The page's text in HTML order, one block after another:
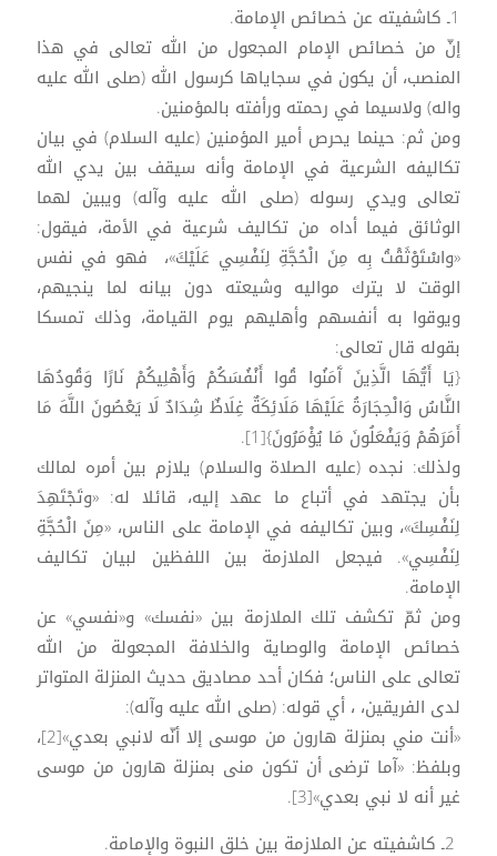
1ـ كاشفيته عن خصائص الإمامة.
إنّ من خصائص الإمام المجعول من الله تعالى في هذا
المنصب، أن يكون في سجاياها كرسول الله (صلى الله عليه
واله) ولاسيما في رحمته ورأفته بالمؤمنين.
ومن ثم: حينما يحرص أمير المؤمنين (عليه السلام) في بيان
تكاليفه الشرعية في الإمامة وأنه سيقف بين يدي الله
تعالى ويدي رسوله (صلى الله عليه وآله) ويبين لهما
الوثائق فيما أداه من تكاليف شرعية في الأمة، فيقول:
«واسْتَوْثَقْتُ بِه مِنَ الْحُجَّةِ لِنَفْسِي عَلَيْكَ»، فهو في نفس
الوقت لا يترك مواليه وشيعته دون بيانه لما ينجيهم،
ويوقوا به أنفسهم وأهليهم يوم القيامة، وذلك تمسكا
بقوله قال تعالى:
{يَا أَيُّهَا الَّذِينَ آَمَنُوا قُوا أَنْفُسَكُمْ وَأَهْلِيكُمْ نَارًا وَقُودُهَا
النَّاسُ وَالْحِجَارَةُ عَلَيْهَا مَلَائِكَةٌ غِلَاظٌ شِدَادٌ لَا يَعْصُونَ اللَّهَ مَا
أَمَرَهُمْ وَيَفْعَلُونَ مَا يُؤْمَرُونَ}[1].
ولذلك: نجده (عليه الصلاة والسلام) يلازم بين أمره لمالك
بأن يجتهد في أتباع ما عهد إليه، قائلا له: «وتَجْتَهِدَ
لِنَفْسِكَ»، وبين تكاليفه في الإمامة على الناس، «مِنَ الْحُجَّةِ
لِنَفْسِي». فيجعل الملازمة بين اللفظين لبيان تكاليف
الإمامة.
ومن ثمّ تكشف تلك الملازمة بين «نفسك» و«نفسي» عن
خصائص الإمامة والوصاية والخلافة المجعولة من الله
تعالى على الناس؛ فكان أحد مصاديق حديث المنزلة المتواتر
لدى الفريقين، ، أي قوله: (صلى الله عليه وآله):
«أنت مني بمنزلة هارون من موسى إلا أنّه لانبي بعدي»[2]،
وبلفظ: «آما ترضى أن تكون منى بمنزلة هارون من موسى
غير أنه لا نبي بعدي»[3].